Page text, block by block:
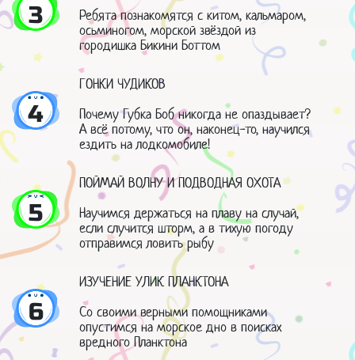
3
Ребята познакомятся с китом, кальмаром,
осьминогом, морской звёздой из
городишка Бикини Боттом
4
ГОНКИ ЧУДИКОВ
Почему Губка Боб никогда не опаздывает?
А всё потому, что он, наконец-то, научился
ездить на лодкомобиле!
5
ПОЙМАЙ ВОЛНУ И ПОДВОДНАЯ ОХОТА
Научимся держаться на плаву на случай,
если случится шторм, а в тихую погоду
отправимся ловить рыбу
6
ИЗУЧЕНИЕ УЛИК ПЛАНКТОНА
Со своими верными помощниками
опустимся на морское дно в поисках
вредного Планктона